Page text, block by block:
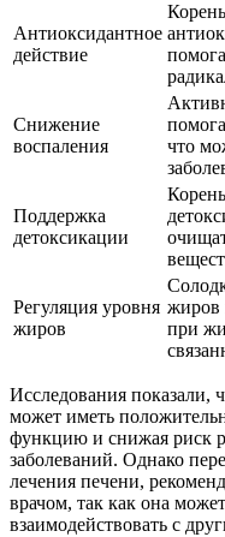
Антиоксидантное
действие
Снижение
воспаления
что
Поддержка
детоксикации
Регуляция уровня
жиров
жиров
при
Исследования показали,
может иметь
функцию и снижая риск
заболеваний. Однако
лечения печени,
врачом, так как она
взаимодействовать с